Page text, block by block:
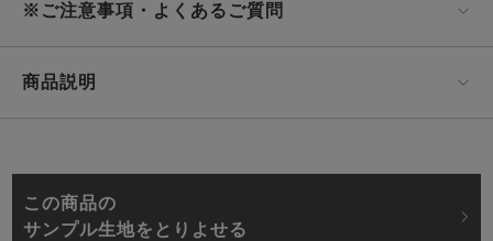
※ご注意事項・よくあるご質問
商品説明
この商品の
サンプル生地をとりよせる